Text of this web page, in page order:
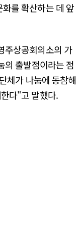
를 확산하는 데 앞
주상공회의소의 가
의 출발점이라는 점
체가 나눔에 동참해
다"고 말했다.